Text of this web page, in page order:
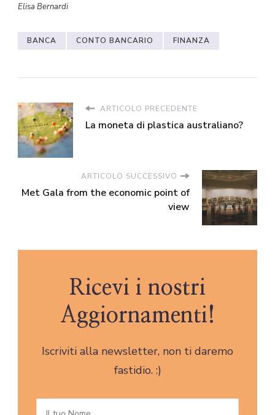
Elisa Bernardi
BANCA CONTO BANCARIO FINANZA
ARTICOLO PRECEDENTE
La moneta di plastica australiano?
ARTICOLO SUCCESSIVO
Met Gala from the economic point of
view
Ricevi i nostri
Aggiornamenti!
Iscriviti alla newsletter, non ti daremo
fastidio. :)